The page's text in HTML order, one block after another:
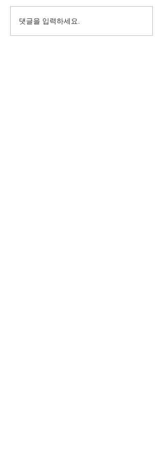
10월, 가을이 깊어진 바하
밥집
댓글을 입력하세요.